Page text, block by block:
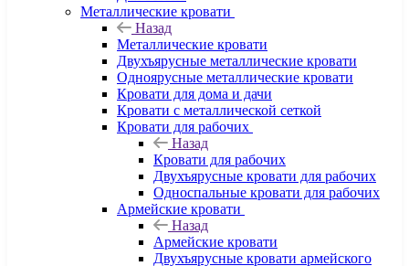
Металлические кровати
Назад
Металлические кровати
Двухъярусные металлические кровати
Одноярусные металлические кровати
Кровати для дома и дачи
Кровати с металлической сеткой
Кровати для рабочих
Назад
Кровати для рабочих
Двухъярусные кровати для рабочих
Односпальные кровати для рабочих
Армейские кровати
Назад
Армейские кровати
Двухъярусные кровати армейского